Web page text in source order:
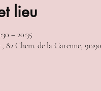
lieu
– 20:35
, 82 Chem. de la Garenne,